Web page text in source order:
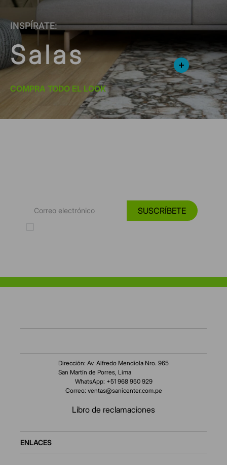
INSPÍRATE:
Salas
COMPRA TODO EL LOOK
SUSCRÍBETE
Dirección: Av. Alfredo Mendiola Nro. 965
San Martín de Porres, Lima
WhatsApp: +51 968 950 929
Correo: ventas@sanicenter.com.pe
Libro de reclamaciones
ENLACES